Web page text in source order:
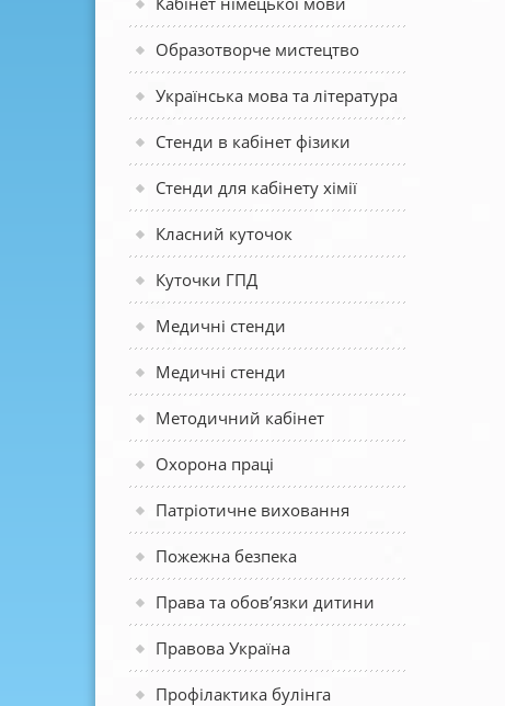
Образотворче мистецтво
Українська мова та література
Стенди в кабінет фізики
Стенди для кабінету хімії
Класний куточок
Куточки ГПД
Медичні стенди
Медичні стенди
Методичний кабінет
Охорона праці
Патріотичне виховання
Пожежна безпека
Права та обов’язки дитини
Правова Україна
Профілактика булінга